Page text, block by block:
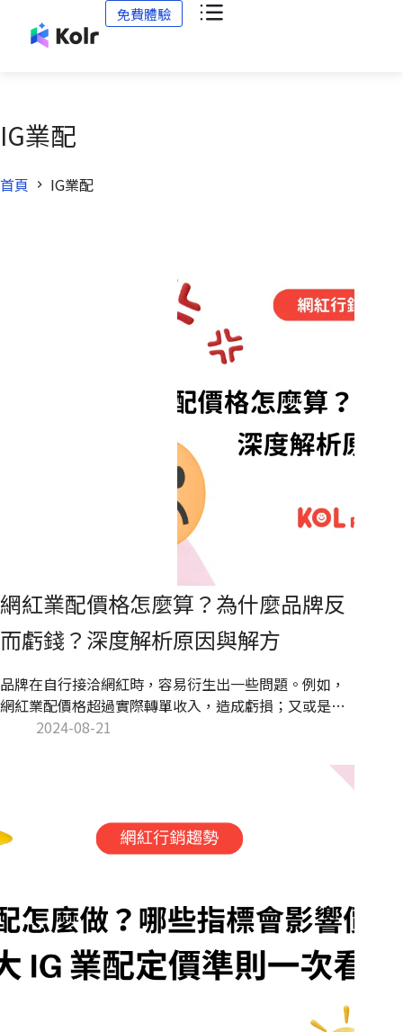
免費體驗
IG業配
首頁 IG業配
網紅業配價格怎麼算？為什麼品牌反
而虧錢？深度解析原因與解方
品牌在自行接洽網紅時，容易衍生出一些問題。例如，
網紅業配價格超過實際轉單收入，造成虧損；又或是無
法確定網紅所開的價格是否合理，最終可能以過高的價
並分析導致網紅業配成效不佳的原因，為品牌提供具體
2024-08-21